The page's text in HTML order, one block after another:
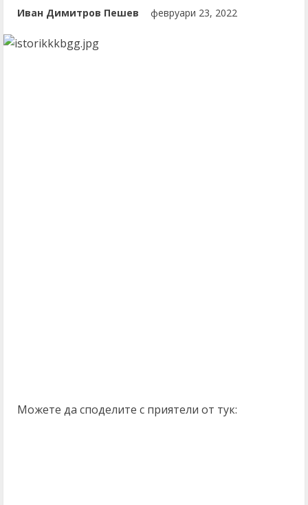
Иван Димитров Пешев февруари 23, 2022
Можете да споделите с приятели от тук: